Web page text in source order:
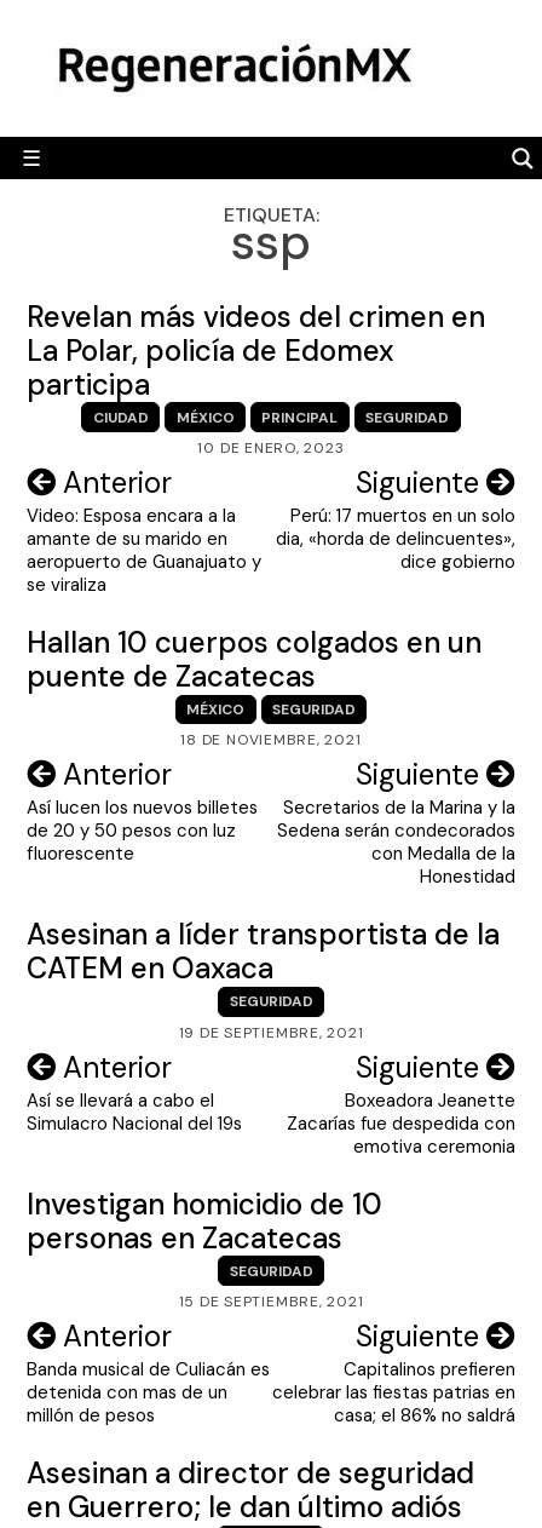
content
☰
POLÍTICA
CAMALEÓN
OPINIÓN
ENGLISH SECTION
ETIQUETA:
ssp
Revelan más videos del crimen en
La Polar, policía de Edomex
participa
CIUDAD MÉXICO PRINCIPAL
SEGURIDAD
10 DE ENERO, 2023
Navegación
de
entradas
Anterior
Video: Esposa encara a la
amante de su marido en
aeropuerto de Guanajuato y
se viraliza
Siguiente
Perú: 17 muertos en un solo
dia, «horda de delincuentes»,
dice gobierno
Hallan 10 cuerpos colgados en un
puente de Zacatecas
MÉXICO
SEGURIDAD
18 DE NOVIEMBRE, 2021
Navegación
de
entradas
Anterior
Así lucen los nuevos billetes
de 20 y 50 pesos con luz
fluorescente
Siguiente
Secretarios de la Marina y la
Sedena serán condecorados
con Medalla de la
Honestidad
Asesinan a líder transportista de la
CATEM en Oaxaca
SEGURIDAD
19 DE SEPTIEMBRE, 2021
Navegación
de
Anterior
Así se llevará a cabo el
Simulacro Nacional del 19s
Siguiente
Boxeadora Jeanette
Zacarías fue despedida con
emotiva ceremonia
Investigan homicidio de 10
personas en Zacatecas
SEGURIDAD
15 DE SEPTIEMBRE, 2021
Navegación
de
entradas
Anterior
Banda musical de Culiacán es
detenida con mas de un
millón de pesos
Siguiente
Capitalinos prefieren
celebrar las fiestas patrias en
casa; el 86% no saldrá
Asesinan a director de seguridad
en Guerrero; le dan último adiós